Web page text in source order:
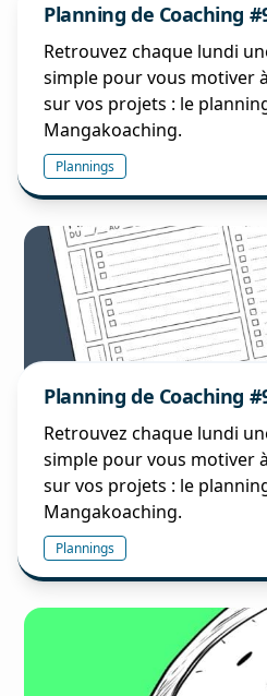
Planning de Coaching
Retrouvez chaque lundi
simple pour vous motiver
sur vos projets : le
Mangakoaching.
Plannings
Planning de Coaching
Retrouvez chaque lundi
simple pour vous motiver
sur vos projets : le
Mangakoaching.
Plannings